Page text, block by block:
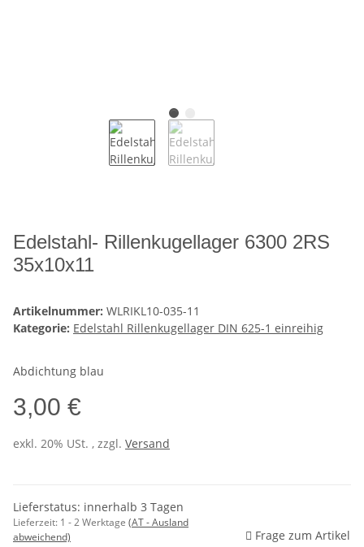
Edelstahl- Rillenkugellager 6300 2RS
35x10x11
Artikelnummer: WLRIKL10-035-11
Kategorie: Edelstahl Rillenkugellager DIN 625-1 einreihig
Abdichtung blau
3,00 €
exkl. 20% USt. , zzgl. Versand
Lieferstatus: innerhalb 3 Tagen
Lieferzeit: 1 - 2 Werktage (AT - Ausland
abweichend)
Frage zum Artikel